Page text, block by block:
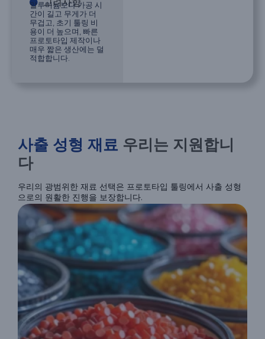
알루미늄보다 가공 시
간이 길고 무게가 더
무겁고, 초기 툴링 비
용이 더 높으며, 빠른
프로토타입 제작이나
매우 짧은 생산에는 덜
적합합니다.
사출 성형 재료 우리는 지원합니
다
우리의 광범위한 재료 선택은 프로토타입 툴링에서 사출 성형
으로의 원활한 진행을 보장합니다.